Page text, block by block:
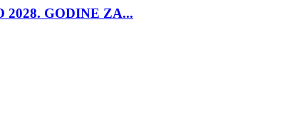
2028. GODINE ZA...